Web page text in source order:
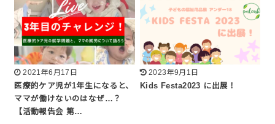
2021年6月17日
医療的ケア児が1年生になると、
ママが働けないのはなぜ…？
【活動報告会 第…
2023年9月1日
Kids Festa2023 に出展！